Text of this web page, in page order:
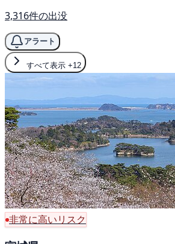
3,316件の出没
アラート
すべて表示 +12
非常に高いリスク